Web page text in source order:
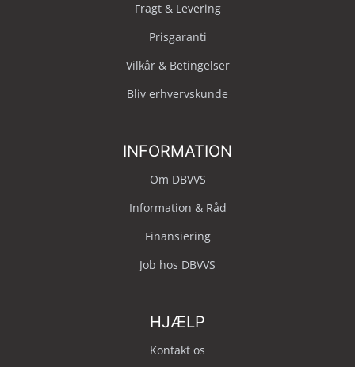
Fragt & Levering
Prisgaranti
Vilkår & Betingelser
Bliv erhvervskunde
INFORMATION
Om DBVVS
Information & Råd
Finansiering
Job hos DBVVS
HJÆLP
Kontakt os